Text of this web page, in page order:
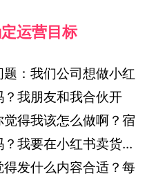
运营目标
：我们公司想做小红
我朋友和我合伙开
得我该怎么做啊？宿
我要在小红书卖货...
发什么内容合适？每